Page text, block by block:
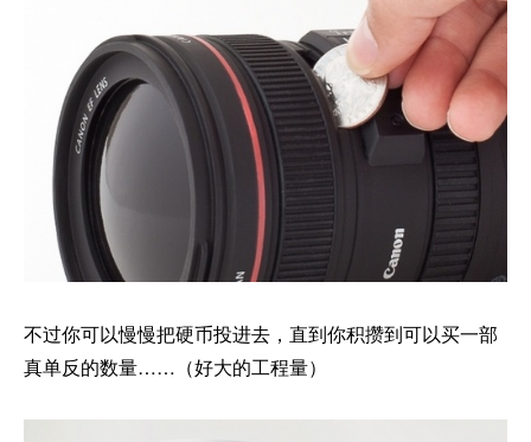
不过你可以慢慢把硬币投进去，直到你积攒到可以买一部
真单反的数量……（好大的工程量）